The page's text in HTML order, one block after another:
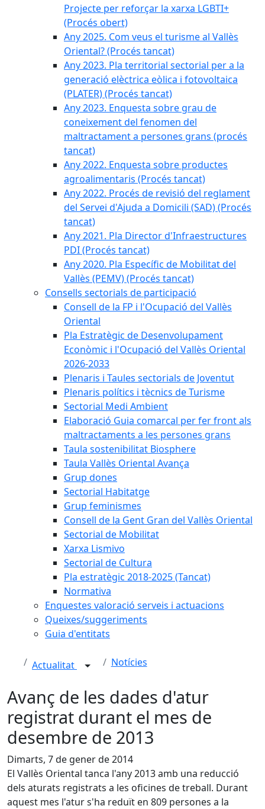
Projecte per reforçar la xarxa LGBTI+
(Procés obert)
Any 2025. Com veus el turisme al Vallès
Oriental? (Procés tancat)
Any 2023. Pla territorial sectorial per a la
generació elèctrica eòlica i fotovoltaica
(PLATER) (Procés tancat)
Any 2023. Enquesta sobre grau de
coneixement del fenomen del
maltractament a persones grans (procés
tancat)
Any 2022. Enquesta sobre productes
agroalimentaris (Procés tancat)
Any 2022. Procés de revisió del reglament
del Servei d'Ajuda a Domicili (SAD) (Procés
tancat)
Any 2021. Pla Director d'Infraestructures
PDI (Procés tancat)
Any 2020. Pla Específic de Mobilitat del
Vallès (PEMV) (Procés tancat)
Consells sectorials de participació
Consell de la FP i l'Ocupació del Vallès
Oriental
Pla Estratègic de Desenvolupament
Econòmic i l'Ocupació del Vallès Oriental
2026-2033
Plenaris i Taules sectorials de Joventut
Plenaris polítics i tècnics de Turisme
Sectorial Medi Ambient
Elaboració Guia comarcal per fer front als
maltractaments a les persones grans
Taula sostenibilitat Biosphere
Taula Vallès Oriental Avança
Grup dones
Sectorial Habitatge
Grup feminismes
Consell de la Gent Gran del Vallès Oriental
Sectorial de Mobilitat
Xarxa Lismivo
Sectorial de Cultura
Pla estratègic 2018-2025 (Tancat)
Normativa
Enquestes valoració serveis i actuacions
Queixes/suggeriments
Guia d'entitats
Actualitat Notícies
Avanç de les dades d'atur
registrat durant el mes de
desembre de 2013
Dimarts, 7 de gener de 2014
El Vallès Oriental tanca l'any 2013 amb una reducció
dels aturats registrats a les oficines de treball. Durant
aquest mes l'atur s'ha reduït en 809 persones a la